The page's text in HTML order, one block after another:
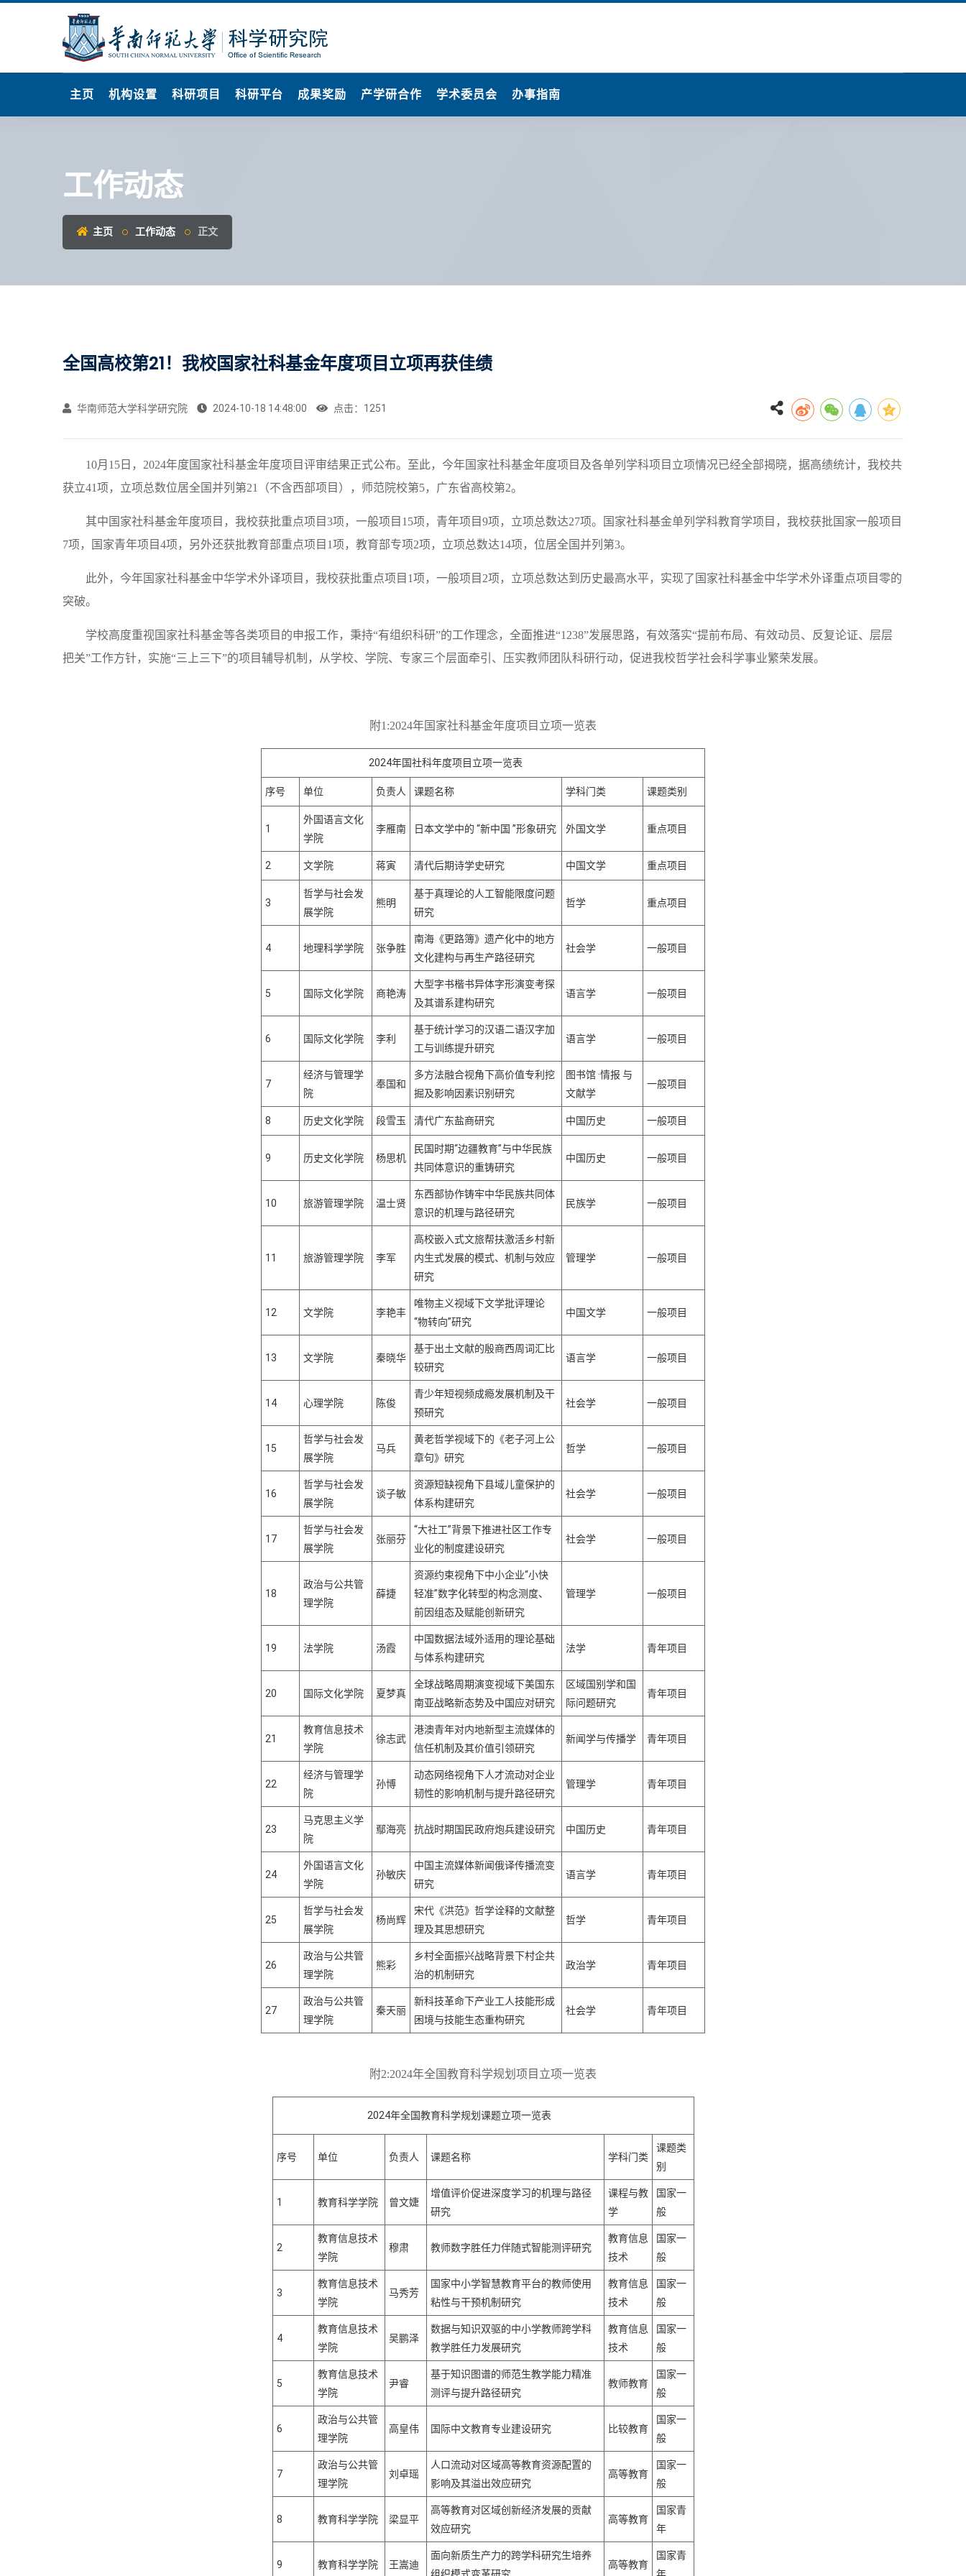
主页 机构设置 科研项目 科研平台 成果奖励 产学研合作 学术委员会 办事指南
工作动态
主页 工作动态 正文
全国高校第21！我校国家社科基金年度项目立项再获佳绩
华南师范大学科学研究院 2024-10-18 14:48:00 点击： 1251
10月15日，2024年度国家社科基金年度项目评审结果正式公布。至此，今年国家社科基金年度项目及各单列学科项目立项情况已经全部揭晓，据高绩统计，我校共
获立41项，立项总数位居全国并列第21（不含西部项目），师范院校第5，广东省高校第2。
其中 国家社科基金年度项目，我校获批重点项目 3项，一般项目 15项，青年项目 9项，立项总数达27项。国家社科基金单列学科教育学项目，我校获批国家一般项目
7项，国家青年项目4项，另外还获批教育部重点项目1项，教育部专项2项，立项总数达14项，位居全国并列第3。
此外，今年国家社科基金中华学术外译项目，我校获批重点项目 1项，一般项目2项， 立项总数达到历史最高水平，实现了国家社科基金中华学术外译重点项目零的
突破。
学校高度重视国家社科基金等各类项目的申报工作，秉持“有组织科研”的工作理念，全面推进“1238”发展思路，有效落实“提前布局、有效动员、反复论证、层层
把关”工作方针，实施“三上三下”的项目辅导机制，从学校、学院、专家三个层面牵引、压实教师团队科研行动，促进我校哲学社会科学事业繁荣发展。
附1:2024年国家社科基金年度项目立项一览表
2024年国社科年度项目立项一览表
序号 单位 负责人 课题名称 学科门类 课题类别
1
外国语言文化
学院
李雁南 日本文学中的 “新中国 ”形象研究 外国文学 重点项目
2 文学院 蒋寅 清代后期诗学史研究 中国文学 重点项目
3
哲学与社会发
展学院
熊明
基于真理论的人工智能限度问题
研究
哲学 重点项目
4 地理科学学院 张争胜
南海《更路簿》遗产化中的地方
文化建构与再生产路径研究
社会学 一般项目
5 国际文化学院 商艳涛
大型字书楷书异体字形演变考探
及其谱系建构研究
语言学 一般项目
6 国际文化学院 李利
基于统计学习的汉语二语汉字加
工与训练提升研究
语言学 一般项目
7
经济与管理学
院
奉国和
多方法融合视角下高价值专利挖
掘及影响因素识别研究
图书馆 ·情报 与
文献学
一般项目
8 历史文化学院 段雪玉 清代广东盐商研究 中国历史 一般项目
9 历史文化学院 杨思机
民国时期“边疆教育”与中华民族
共同体意识的重铸研究
中国历史 一般项目
10 旅游管理学院 温士贤
东西部协作铸牢中华民族共同体
意识的机理与路径研究
民族学 一般项目
11 旅游管理学院 李军
高校嵌入式文旅帮扶激活乡村新
内生式发展的模式、机制与效应
研究
管理学 一般项目
12 文学院 李艳丰
唯物主义视域下文学批评理论
“物转向”研究
中国文学 一般项目
13 文学院 秦晓华
基于出土文献的殷商西周词汇比
较研究
语言学 一般项目
14 心理学院 陈俊
青少年短视频成瘾发展机制及干
预研究
社会学 一般项目
15
哲学与社会发
展学院
马兵
黄老哲学视域下的《老子河上公
章句》研究
哲学 一般项目
16
哲学与社会发
展学院
谈子敏
资源短缺视角下县域儿童保护的
体系构建研究
社会学 一般项目
17
哲学与社会发
展学院
张丽芬
“大社工”背景下推进社区工作专
业化的制度建设研究
社会学 一般项目
18
政治与公共管
理学院
薛捷
资源约束视角下中小企业“小快
轻准”数字化转型的构念测度、
前因组态及赋能创新研究
管理学 一般项目
19 法学院 汤霞
中国数据法域外适用的理论基础
与体系构建研究
法学 青年项目
20 国际文化学院 夏梦真
全球战略周期演变视域下美国东
南亚战略新态势及中国应对研究
区域国别学和国
际问题研究
青年项目
21
教育信息技术
学院
徐志武
港澳青年对内地新型主流媒体的
信任机制及其价值引领研究
新闻学与传播学 青年项目
22
经济与管理学
院
孙博
动态网络视角下人才流动对企业
韧性的影响机制与提升路径研究
管理学 青年项目
23
马克思主义学
院
鄢海亮 抗战时期国民政府炮兵建设研究 中国历史 青年项目
24
外国语言文化
学院
孙敏庆
中国主流媒体新闻俄译传播流变
研究
语言学 青年项目
25
哲学与社会发
展学院
杨尚辉
宋代《洪范》哲学诠释的文献整
理及其思想研究
哲学 青年项目
26
政治与公共管
理学院
熊彩
乡村全面振兴战略背景下村企共
治的机制研究
政治学 青年项目
27
政治与公共管
理学院
秦天丽
新科技革命下产业工人技能形成
困境与技能生态重构研究
社会学 青年项目
附2:2024年全国教育科学规划项目立项一览表
2024年全国教育科学规划课题立项一览表
序号 单位 负责人 课题名称 学科门类
课题类
别
1 教育科学学院 曾文婕
增值评价促进深度学习的机理与路径
研究
课程与教
学
国家一
般
2
教育信息技术
学院
穆肃 教师数字胜任力伴随式智能测评研究
教育信息
技术
国家一
般
3
教育信息技术
学院
马秀芳
国家中小学智慧教育平台的教师使用
粘性与干预机制研究
教育信息
技术
国家一
般
4
教育信息技术
学院
吴鹏泽
数据与知识双驱的中小学教师跨学科
教学胜任力发展研究
教育信息
技术
国家一
般
5
教育信息技术
学院
尹睿
基于知识图谱的师范生教学能力精准
测评与提升路径研究
教师教育
国家一
般
6
政治与公共管
理学院
高皇伟 国际中文教育专业建设研究 比较教育
国家一
般
7
政治与公共管
理学院
刘卓瑶
人口流动对区域高等教育资源配置的
影响及其溢出效应研究
高等教育
国家一
般
8 教育科学学院 梁显平
高等教育对区域创新经济发展的贡献
效应研究
高等教育
国家青
年
9 教育科学学院 王嵩迪
面向新质生产力的跨学科研究生培养
高等教育
国家青